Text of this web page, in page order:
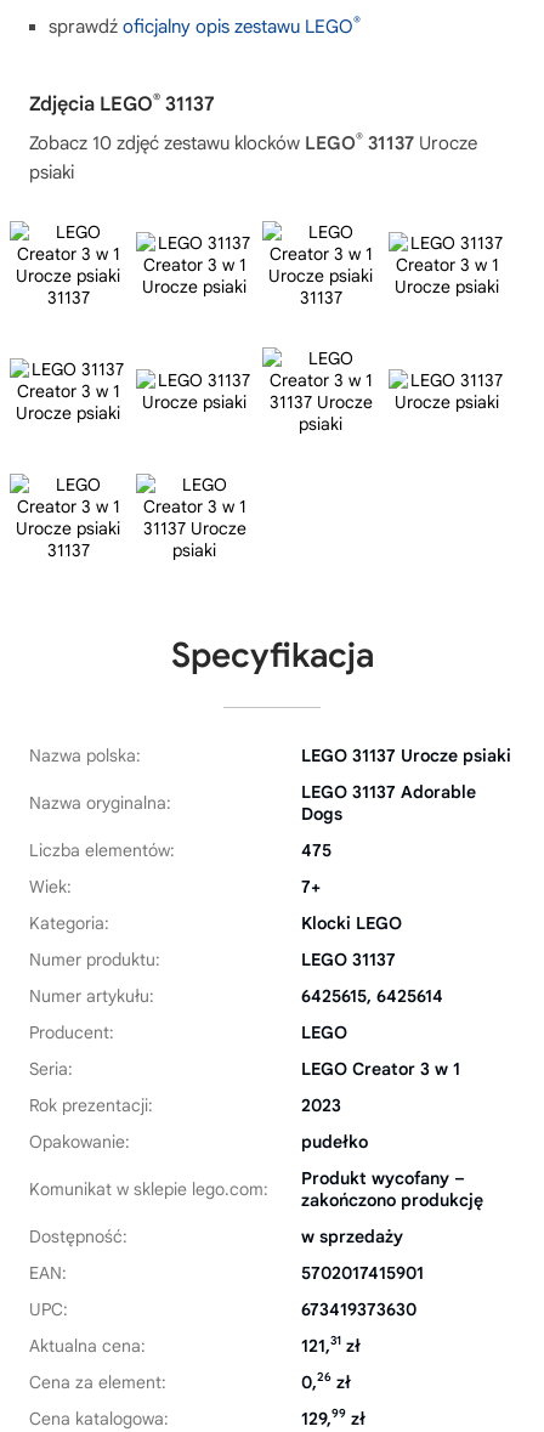
sprawdź oficjalny opis zestawu LEGO®
Zdjęcia LEGO® 31137
Zobacz 10 zdjęć zestawu klocków LEGO® 31137 Urocze
psiaki
Specyfikacja
Nazwa polska: LEGO 31137 Urocze psiaki
Nazwa oryginalna:
LEGO 31137 Adorable
Dogs
Liczba elementów:
475
Wiek:
7+
Kategoria:
Klocki LEGO
Numer produktu:
LEGO 31137
Numer artykułu:
6425615, 6425614
Producent:
LEGO
Seria:
LEGO Creator 3 w 1
Rok prezentacji:
2023
Opakowanie:
pudełko
Komunikat w sklepie lego.com:
Produkt wycofany –
zakończono produkcję
Dostępność:
w sprzedaży
EAN:
5702017415901
UPC:
673419373630
Aktualna cena:
121,31 zł
Cena za element:
0,26 zł
Cena katalogowa:
129,99 zł